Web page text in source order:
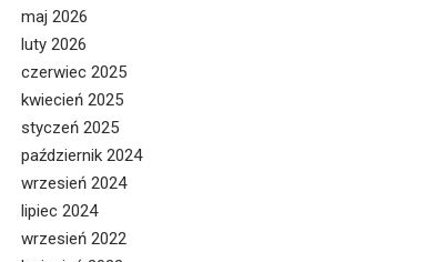
maj 2026
luty 2026
czerwiec 2025
kwiecień 2025
styczeń 2025
październik 2024
wrzesień 2024
lipiec 2024
wrzesień 2022